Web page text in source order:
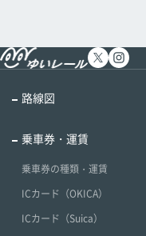
路線図
乗車券・運賃
乗車券の種類・運賃
ICカード（OKICA）
ICカード（Suica）